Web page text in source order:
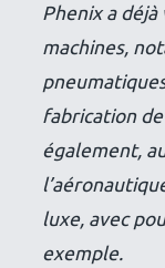
Phenix a déjà
machines,
fabrication de
également,
luxe, avec
exemple.